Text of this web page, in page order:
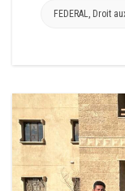
FEDERAL, Droit